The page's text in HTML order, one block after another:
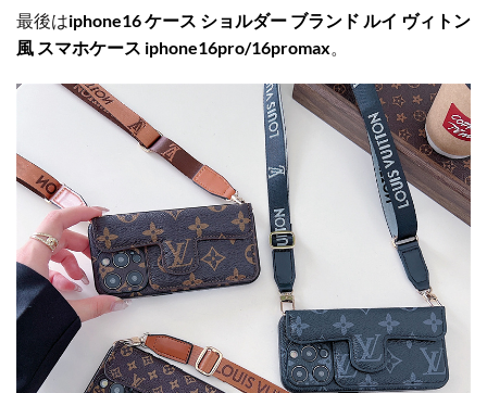
最後はiphone16 ケース ショルダー ブランド ルイ ヴィトン
風 スマホケース iphone16pro/16promax。